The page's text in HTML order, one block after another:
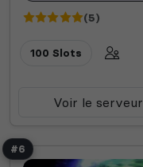
(5)
100 Slots
Voir le serveur
#6